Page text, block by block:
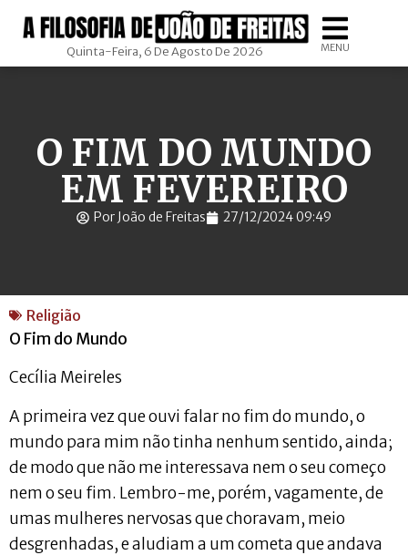
Quinta-Feira, 6 De Agosto De 2026 MENU
O FIM DO MUNDO
EM FEVEREIRO
Por João de Freitas 27/12/2024 09:49
Religião
O Fim do Mundo
Cecília Meireles
A primeira vez que ouvi falar no fim do mundo, o
mundo para mim não tinha nenhum sentido, ainda;
de modo que não me interessava nem o seu começo
nem o seu fim. Lembro-me, porém, vagamente, de
umas mulheres nervosas que choravam, meio
desgrenhadas, e aludiam a um cometa que andava